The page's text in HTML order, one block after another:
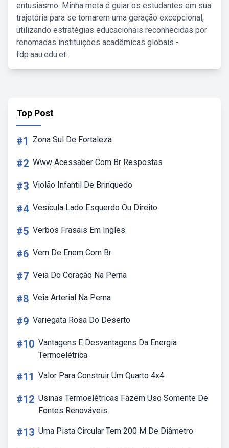
entusiasmo. Minha meta é guiar os estudantes em sua
trajetória para se tornarem uma geração excepcional,
utilizando estratégias educacionais reconhecidas por
renomadas instituições acadêmicas globais -
fdp.aau.edu.et.
Top Post
#1 Zona Sul De Fortaleza
#2 Www Acessaber Com Br Respostas
#3 Violão Infantil De Brinquedo
#4 Vesícula Lado Esquerdo Ou Direito
#5 Verbos Frasais Em Ingles
#6 Vem De Enem Com Br
#7 Veia Do Coração Na Perna
#8 Veia Arterial Na Perna
#9 Variegata Rosa Do Deserto
#10 Vantagens E Desvantagens Da Energia
Termoelétrica
#11 Valor Para Construir Um Quarto 4x4
#12 Usinas Termoelétricas Fazem Uso Somente De
Fontes Renováveis.
#13 Uma Pista Circular Tem 200 M De Diâmetro